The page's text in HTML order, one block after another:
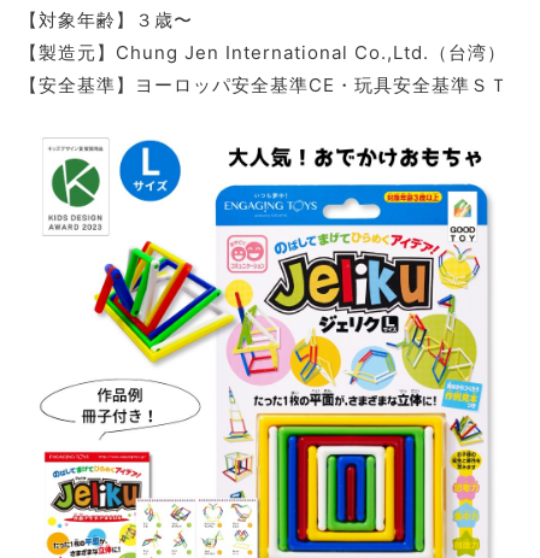
【対象年齢】３歳〜
【製造元】Chung Jen International Co.,Ltd.（台湾）
【安全基準】ヨーロッパ安全基準CE・玩具安全基準ＳＴ